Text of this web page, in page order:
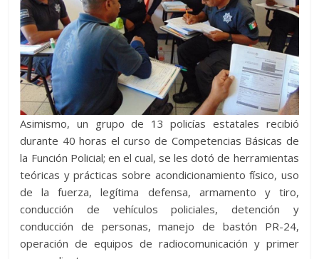
Asimismo, un grupo de 13 policías estatales recibió
durante 40 horas el curso de Competencias Básicas de
la Función Policial; en el cual, se les dotó de herramientas
teóricas y prácticas sobre acondicionamiento físico, uso
de la fuerza, legítima defensa, armamento y tiro,
conducción de vehículos policiales, detención y
conducción de personas, manejo de bastón PR-24,
operación de equipos de radiocomunicación y primer